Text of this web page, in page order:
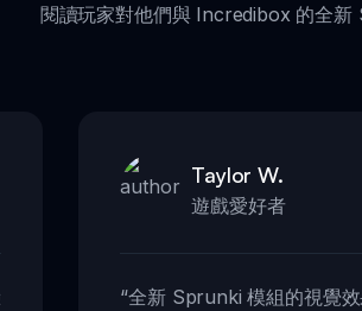
閱讀玩家對他們與 Incredibox 的全新
Taylor W.
遊戲愛好者
“全新 Sprunki 模組的視覺